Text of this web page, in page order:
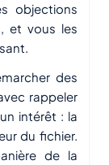
objections
et vous les
des
rappeler
intérêt : la
du fichier.
de la